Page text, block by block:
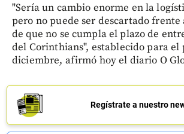
"Sería un cambio enorme en la
pero no puede ser descartado
de que no se cumpla el plazo de
del Corinthians", establecido para el
diciembre, afirmó hoy el diario O
Regístrate a nuestro